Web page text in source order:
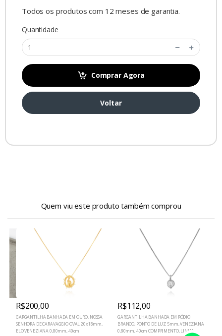
Todos os produtos com 12 meses de garantia.
Quantidade
Comprar Agora
Voltar
Quem viu este produto também comprou
R$200,00
GARGANTILHA BANHADA EM OURO, NOSSA
SENHORA DE CARAVAGGIO OVAL 20x18mm,
ELO VENEZIANA 0,80mm, 40cm
R$112,00
GARGANTILHA BANHADA EM RÓDIO
BRANCO, PONTO DE LUZ 5mm, VENEZIANA
0,80mm, 40cm COMPRIMENTO, LINHA